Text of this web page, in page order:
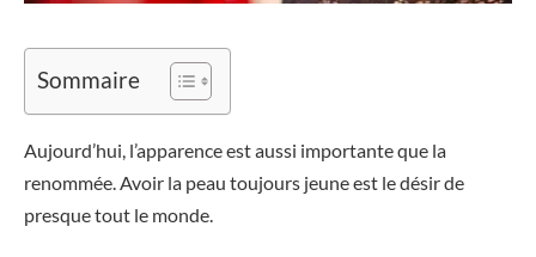
Sommaire
Aujourd’hui, l’apparence est aussi importante que la
renommée. Avoir la peau toujours jeune est le désir de
presque tout le monde.